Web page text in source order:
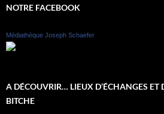
NOTRE FACEBOOK
Médiathèque Joseph Schaefer
A DÉCOUVRIR… LIEUX D’ÉCHANGES ET
BITCHE